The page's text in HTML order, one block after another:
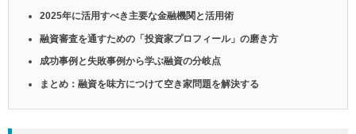
2025年に活用すべき主要な金融機関と活用術
融資審査を通すための「投資家プロフィール」の磨き方
成功事例と失敗事例から学ぶ融資の分岐点
まとめ：融資を味方につけて空き家問題を解決する